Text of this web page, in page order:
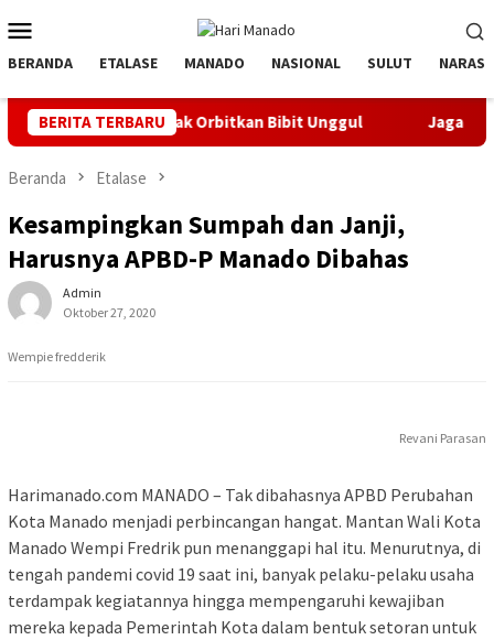
ke
kontenMobile
BERANDA ETALASE MANADO NASIONAL SULUT NARASI
BERITA TERBARU
Banyak Orbitkan Bibit Unggul Jaga Listrik Andal Jelang
Beranda Etalase
Kesampingkan Sumpah dan Janji,
Harusnya APBD-P Manado Dibahas
Admin
Oktober 27, 2020
Wempie fredderik
Revani Parasan
Harimanado.com MANADO – Tak dibahasnya APBD Perubahan
Kota Manado menjadi perbincangan hangat. Mantan Wali Kota
Manado Wempi Fredrik pun menanggapi hal itu. Menurutnya, di
tengah pandemi covid 19 saat ini, banyak pelaku-pelaku usaha
terdampak kegiatannya hingga mempengaruhi kewajiban
mereka kepada Pemerintah Kota dalam bentuk setoran untuk